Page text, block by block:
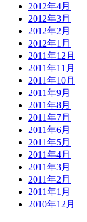
2012年4月
2012年3月
2012年2月
2012年1月
2011年12月
2011年11月
2011年10月
2011年9月
2011年8月
2011年7月
2011年6月
2011年5月
2011年4月
2011年3月
2011年2月
2011年1月
2010年12月